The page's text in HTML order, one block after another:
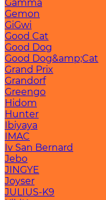
Gamma
Gemon
GiGwi
Good Cat
Good Dog
Good Dog&amp;Cat
Grand Prix
Grandorf
Greengo
Hidom
Hunter
Ibiyaya
IMAC
Iv San Bernard
Jebo
JINGYE
Joyser
JULIUS-K9